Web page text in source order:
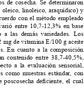
de  cosecha.  Se  determinaron
oleico, linoleico, araquídico) y
con el método empleado
entre 10,7-12,3% en base
a  las  demás  variedades.  Los
mg de vitamina E/100 g aceite
En cuanto a la composición
contenido entre 38,7-40,5%,
a la evaluación sensorial,
muestras estándar, con
deficiente, el cual